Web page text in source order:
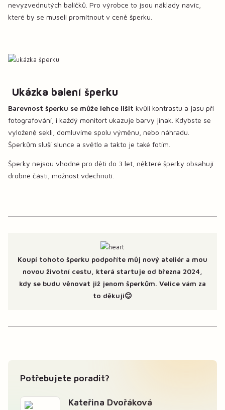
nevyzvednutých balíčků. Pro výrobce to jsou náklady navíc,
které by se museli promítnout v ceně šperku.
Ukázka balení šperku
Barevnost šperku se může lehce lišit kvůli kontrastu a jasu při
fotografování, i každý monitort ukazuje barvy jinak. Kdybste se
vyloženě sekli, domluvíme spolu výměnu, nebo náhradu.
Šperkům sluší slunce a světlo a takto je také fotím.
Šperky nejsou vhodné pro děti do 3 let, některé šperky obsahují
drobné části, možnost vdechnutí.
Koupí tohoto šperku podpoříte můj nový ateliér a mou
novou životní cestu, která startuje od března 2024,
kdy se budu věnovat již jenom šperkům. Velice vám za
to děkuji😊
Potřebujete poradit?
Kateřina Dvořáková